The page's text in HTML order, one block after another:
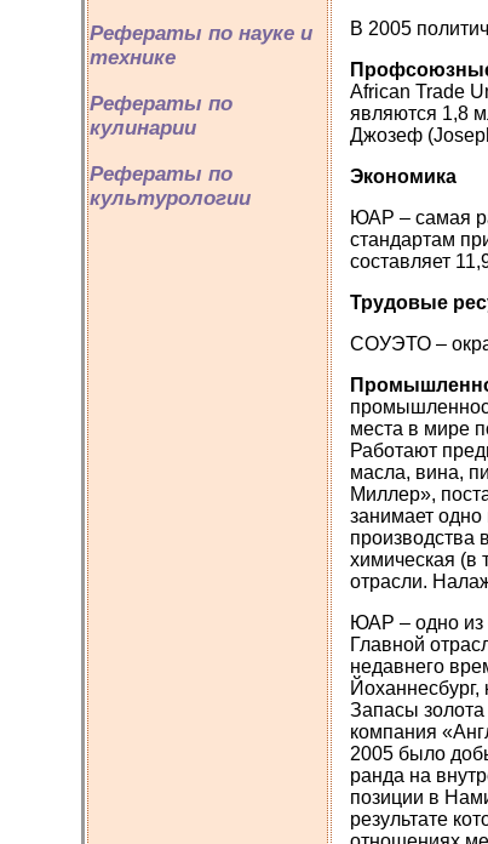
Рефераты по науке и
технике
Рефераты по
кулинарии
Рефераты по
культурологии
В 2005
African Trade
являются 1,8
Джозеф
Экономика
ЮАР – самая
стандартам
составляет
Трудовые
СОУЭТО –
места в мире
Работают
масла, вина,
Миллер»,
занимает
производства
химическая (в
отрасли.
ЮАР – одно из
Главной
недавнего
Запасы
компания
2005 было
ранда на
позиции в
результате